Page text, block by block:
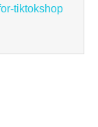
tiktokshop